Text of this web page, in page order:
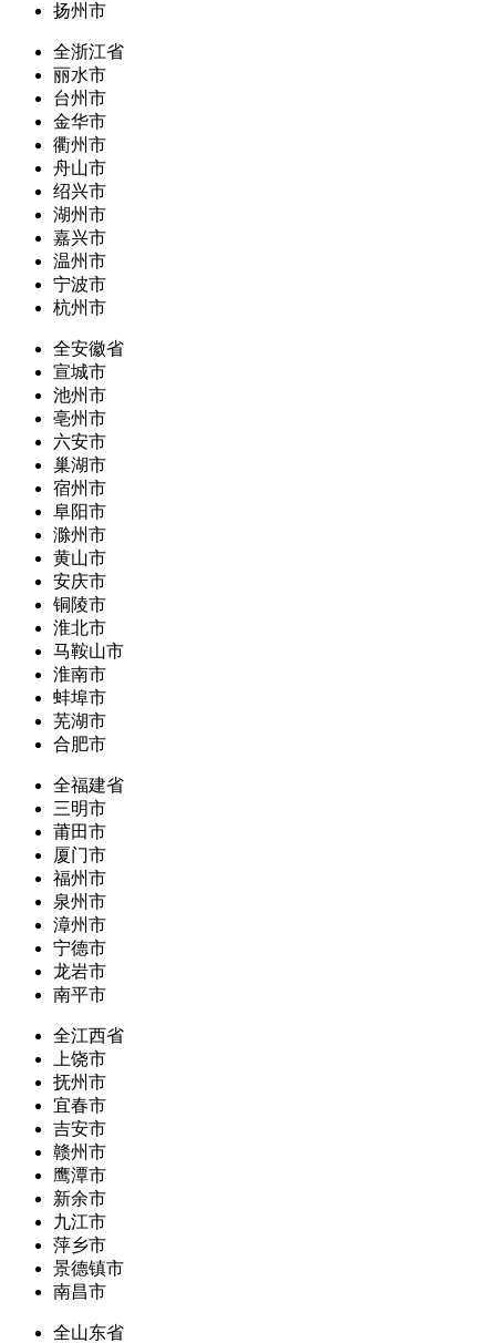
扬州市
全浙江省
丽水市
台州市
金华市
衢州市
舟山市
绍兴市
湖州市
嘉兴市
温州市
宁波市
杭州市
全安徽省
宣城市
池州市
亳州市
六安市
巢湖市
宿州市
阜阳市
滁州市
黄山市
安庆市
铜陵市
淮北市
马鞍山市
淮南市
蚌埠市
芜湖市
合肥市
全福建省
三明市
莆田市
厦门市
福州市
泉州市
漳州市
宁德市
龙岩市
南平市
全江西省
上饶市
抚州市
宜春市
吉安市
赣州市
鹰潭市
新余市
九江市
萍乡市
景德镇市
南昌市
全山东省